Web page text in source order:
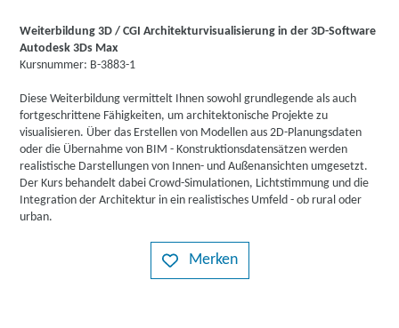
Weiterbildung 3D / CGI Architekturvisualisierung in der 3D-Software
Autodesk 3Ds Max
Kursnummer: B-3883-1
Diese Weiterbildung vermittelt Ihnen sowohl grundlegende als auch
fortgeschrittene Fähigkeiten, um architektonische Projekte zu
visualisieren. Über das Erstellen von Modellen aus 2D-Planungsdaten
oder die Übernahme von BIM - Konstruktionsdatensätzen werden
realistische Darstellungen von Innen- und Außenansichten umgesetzt.
Der Kurs behandelt dabei Crowd-Simulationen, Lichtstimmung und die
Integration der Architektur in ein realistisches Umfeld - ob rural oder
urban.
Merken